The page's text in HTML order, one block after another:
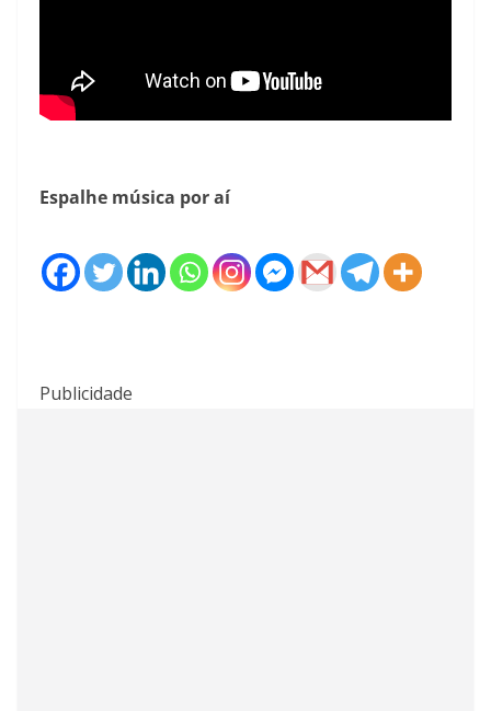
Espalhe música por aí
Publicidade